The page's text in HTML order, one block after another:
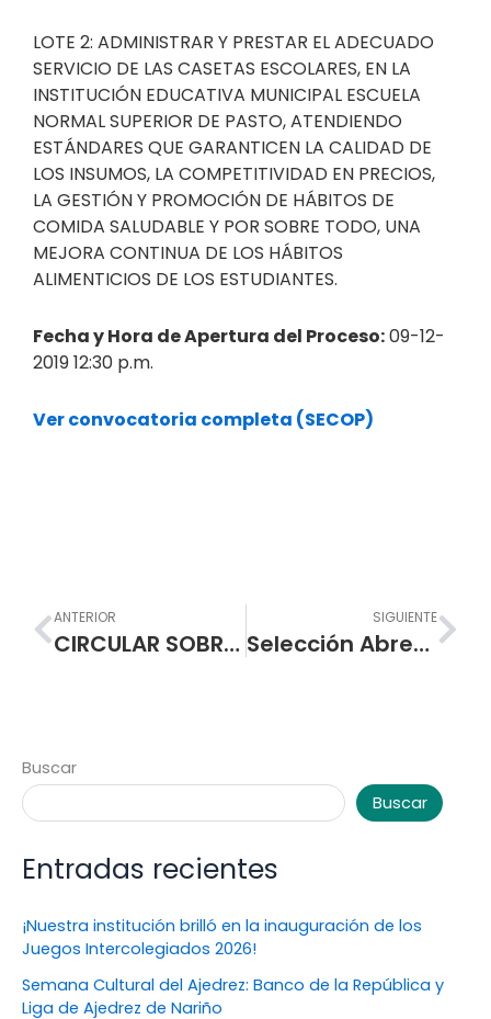
LOTE 2: ADMINISTRAR Y PRESTAR EL ADECUADO
SERVICIO DE LAS CASETAS ESCOLARES, EN LA
INSTITUCIÓN EDUCATIVA MUNICIPAL ESCUELA
NORMAL SUPERIOR DE PASTO, ATENDIENDO
ESTÁNDARES QUE GARANTICEN LA CALIDAD DE
LOS INSUMOS, LA COMPETITIVIDAD EN PRECIOS,
LA GESTIÓN Y PROMOCIÓN DE HÁBITOS DE
COMIDA SALUDABLE Y POR SOBRE TODO, UNA
MEJORA CONTINUA DE LOS HÁBITOS
ALIMENTICIOS DE LOS ESTUDIANTES.
Fecha y Hora de Apertura del Proceso:09-12-
2019 12:30 p.m.
Ver convocatoria completa (SECOP)
Prev
ANTERIOR
CIRCULAR SOBRE RENOVACIÓN DE MATRÍCULA E INFORMACIÓN INSTITUCIONAL
SIGUIENTE
Selección Abreviada de Menor Cuantía – Servicios de construcción de edificios públicos especializados
Buscar
Buscar
Entradas recientes
¡Nuestra institución brilló en la inauguración de los
Juegos Intercolegiados 2026!
Semana Cultural del Ajedrez: Banco de la República y
Liga de Ajedrez de Nariño